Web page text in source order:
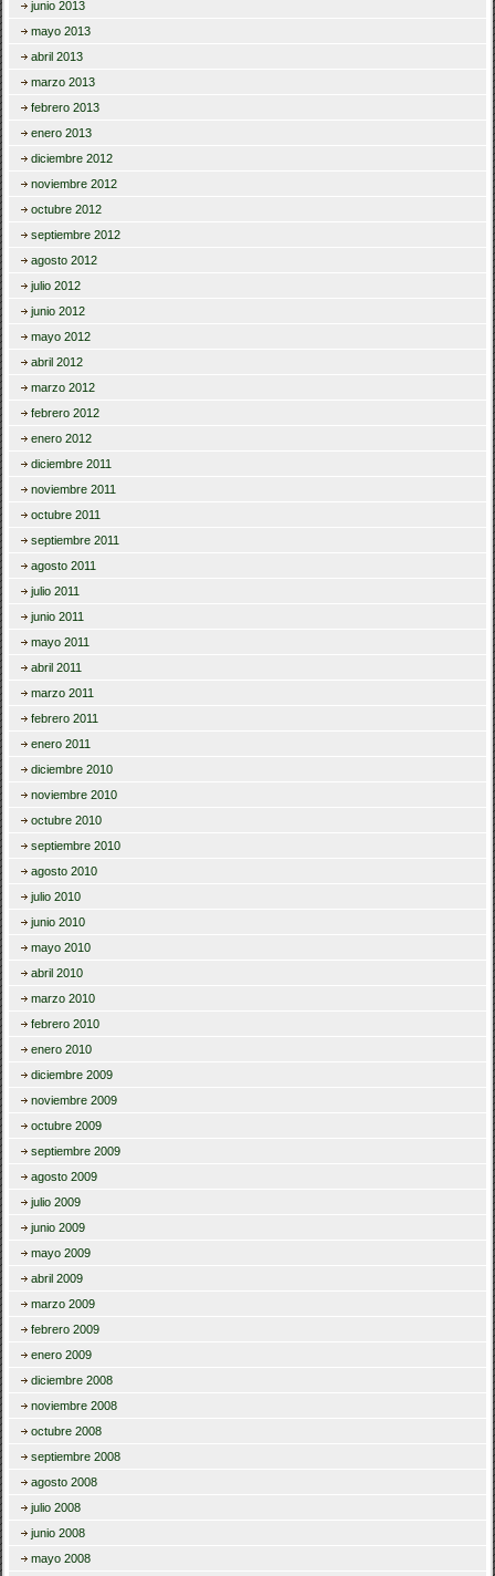
junio 2013
mayo 2013
abril 2013
marzo 2013
febrero 2013
enero 2013
diciembre 2012
noviembre 2012
octubre 2012
septiembre 2012
agosto 2012
julio 2012
junio 2012
mayo 2012
abril 2012
marzo 2012
febrero 2012
enero 2012
diciembre 2011
noviembre 2011
octubre 2011
septiembre 2011
agosto 2011
julio 2011
junio 2011
mayo 2011
abril 2011
marzo 2011
febrero 2011
enero 2011
diciembre 2010
noviembre 2010
octubre 2010
septiembre 2010
agosto 2010
julio 2010
junio 2010
mayo 2010
abril 2010
marzo 2010
febrero 2010
enero 2010
diciembre 2009
noviembre 2009
octubre 2009
septiembre 2009
agosto 2009
julio 2009
junio 2009
mayo 2009
abril 2009
marzo 2009
febrero 2009
enero 2009
diciembre 2008
noviembre 2008
octubre 2008
septiembre 2008
agosto 2008
julio 2008
junio 2008
mayo 2008